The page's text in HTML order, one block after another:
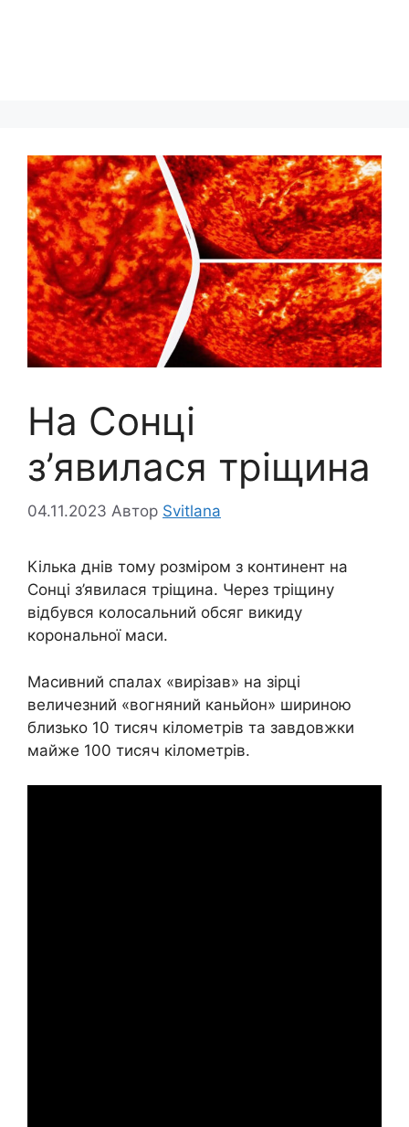
На Сонці
з’явилася тріщина
04.11.2023 Автор Svitlana
Кілька днів тому розміром з континент на
Сонці з’явилася тріщина. Через тріщину
відбувся колосальний обсяг викиду
корональної маси.
Масивний спалах «вирізав» на зірці
величезний «вогняний каньйон» шириною
близько 10 тисяч кілометрів та завдовжки
майже 100 тисяч кілометрів.